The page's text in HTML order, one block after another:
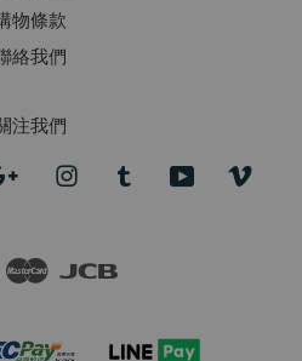
物條款
絡我們
注我們
Google InstagramTumblr YouTube
Visa Master